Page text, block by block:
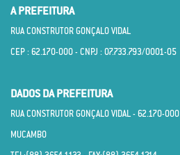
A PREFEITURA
RUA CONSTRUTOR GONÇALO VIDAL
CEP : 62.170­-000 - CNPJ : 07.733.793/0001­-05
DADOS DA PREFEITURA
RUA CONSTRUTOR GONÇALO VIDAL - 62.170­-000
MUCAMBO